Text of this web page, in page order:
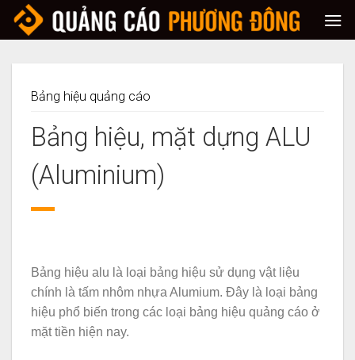
Skip
Bảng hiệu quảng cáo
Bảng hiệu, mặt dựng ALU
(Aluminium)
Bảng hiệu alu là loại bảng hiệu sử dụng vật liệu
chính là tấm nhôm nhựa Alumium. Đây là loại bảng
hiệu phổ biến trong các loại bảng hiệu quảng cáo ở
mặt tiền hiện nay.